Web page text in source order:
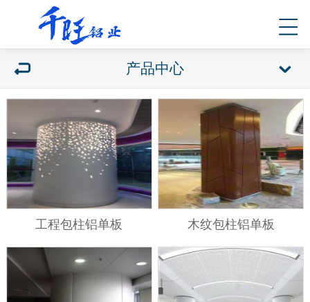
产品中心
工程包柱铝单板 木纹包柱铝单板